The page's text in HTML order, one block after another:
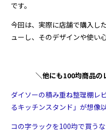
です。
今回は、実際に店舗で購入し
ューし、そのデザインや使い
＼他にも100均商品の
ダイソーの積み重ね整理棚レ
るキッチンスタンド」が想像
コの字ラックを100均で買う